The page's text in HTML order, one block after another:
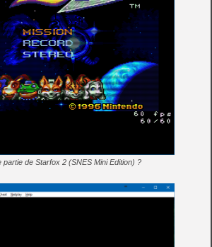
partie de Starfox 2 (SNES Mini Edition) ?